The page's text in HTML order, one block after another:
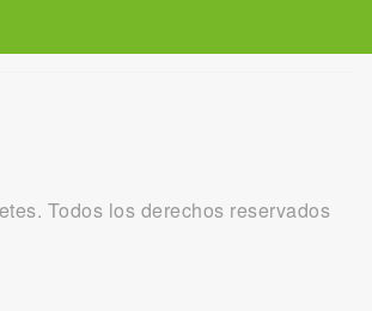
Todos los derechos reservados